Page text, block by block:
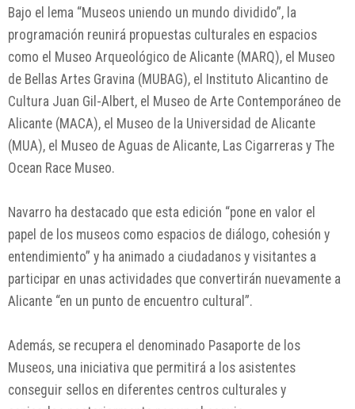
Bajo el lema “Museos uniendo un mundo dividido”, la
programación reunirá propuestas culturales en espacios
como el Museo Arqueológico de Alicante (MARQ), el Museo
de Bellas Artes Gravina (MUBAG), el Instituto Alicantino de
Cultura Juan Gil-Albert, el Museo de Arte Contemporáneo de
Alicante (MACA), el Museo de la Universidad de Alicante
(MUA), el Museo de Aguas de Alicante, Las Cigarreras y The
Ocean Race Museo.
Navarro ha destacado que esta edición “pone en valor el
papel de los museos como espacios de diálogo, cohesión y
entendimiento” y ha animado a ciudadanos y visitantes a
participar en unas actividades que convertirán nuevamente a
Alicante “en un punto de encuentro cultural”.
Además, se recupera el denominado Pasaporte de los
Museos, una iniciativa que permitirá a los asistentes
conseguir sellos en diferentes centros culturales y